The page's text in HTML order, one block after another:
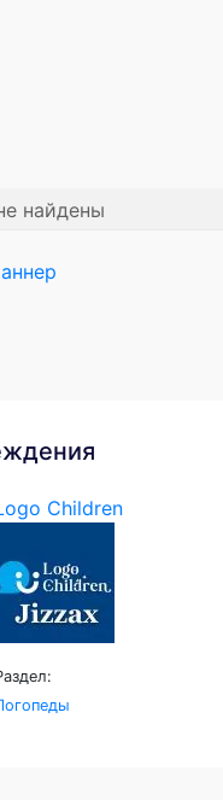
найдены
Children